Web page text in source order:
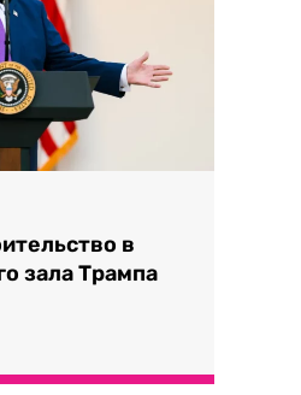
в
зала Трампа